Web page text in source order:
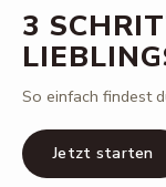
3
So einfach findest
Jetzt starten